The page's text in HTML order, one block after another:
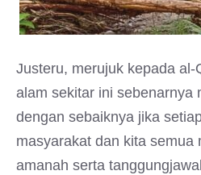
Justeru, merujuk kepada al-
alam sekitar ini sebenarnya
dengan sebaiknya jika
masyarakat dan kita semua
amanah serta